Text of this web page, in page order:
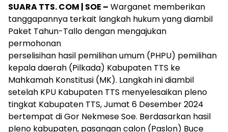
SUARA TTS. COM | SOE – Warganet memberikan
tanggapannya terkait langkah hukum yang diambil
Paket Tahun-Tallo dengan mengajukan
permohonan
perselisihan hasil pemilihan umum (PHPU) pemilihan
kepala daerah (Pilkada) Kabupaten TTS ke
Mahkamah Konstitusi (MK). Langkah ini diambil
setelah KPU Kabupaten TTS menyelesaikan pleno
tingkat Kabupaten TTS, Jumat 6 Desember 2024
bertempat di Gor Nekmese Soe. Berdasarkan hasil
pleno kabupaten, pasangan calon (Paslon) Buce